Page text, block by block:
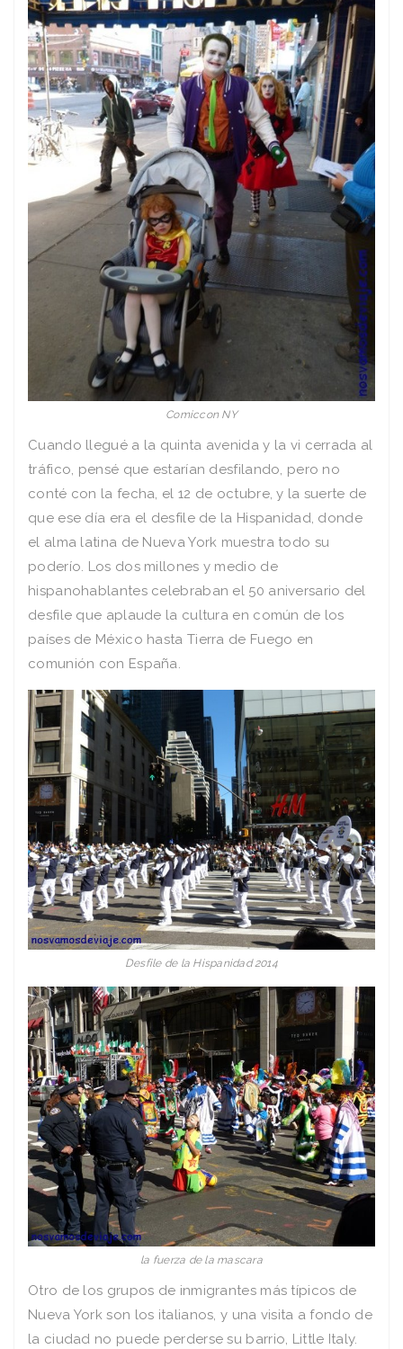
Comiccon NY
Cuando llegué a la quinta avenida y la vi cerrada al
tráfico, pensé que estarían desfilando, pero no
conté con la fecha, el 12 de octubre, y la suerte de
que ese día era el desfile de la Hispanidad, donde
el alma latina de Nueva York muestra todo su
poderío. Los dos millones y medio de
hispanohablantes celebraban el 50 aniversario del
desfile que aplaude la cultura en común de los
países de México hasta Tierra de Fuego en
comunión con España.
Desfile de la Hispanidad 2014
la fuerza de la mascara
Otro de los grupos de inmigrantes más típicos de
Nueva York son los italianos, y una visita a fondo de
la ciudad no puede perderse su barrio, Little Italy.